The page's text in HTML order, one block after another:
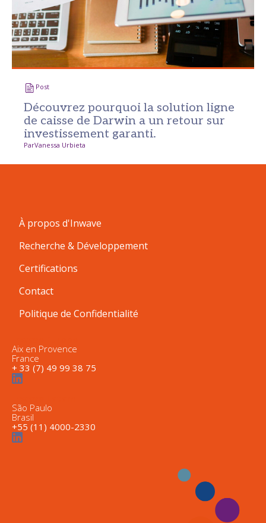
Post
Découvrez pourquoi la solution ligne
de caisse de Darwin a un retour sur
investissement garanti.
ParVanessa Urbieta
À propos d'Inwave
Recherche & Développement
Certifications
Contact
Politique de Confidentialité
Aix en Provence
France
+ 33 (7) 49 99 38 75
São Paulo
Brasil
+55 (11) 4000-2330